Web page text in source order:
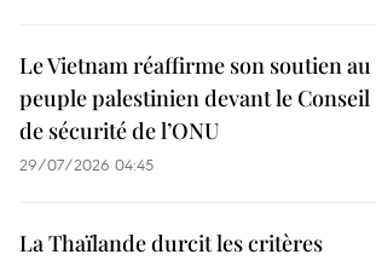
Le Vietnam réaffirme son soutien au
peuple palestinien devant le Conseil
de sécurité de l’ONU
29/07/2026 04:45
La Thaïlande durcit les critères